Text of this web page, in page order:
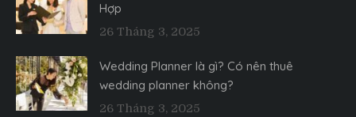
Hợp
26 Tháng 3, 2025
Wedding Planner là gì? Có nên thuê
wedding planner không?
26 Tháng 3, 2025